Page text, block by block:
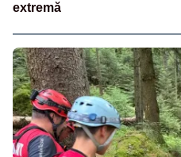
extremă